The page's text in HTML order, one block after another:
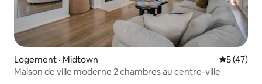
Logement · Midtown Note
5 (47)
Maison de ville moderne 2 chambres au centre-ville